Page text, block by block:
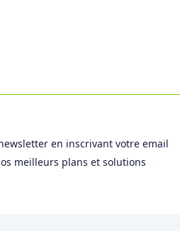
en inscrivant votre email
meilleurs plans et solutions